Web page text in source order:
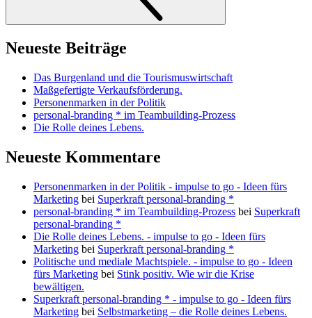
Neueste Beiträge
Das Burgenland und die Tourismuswirtschaft
Maßgefertigte Verkaufsförderung.
Personenmarken in der Politik
personal-branding * im Teambuilding-Prozess
Die Rolle deines Lebens.
Neueste Kommentare
Personenmarken in der Politik - impulse to go - Ideen fürs
Marketing bei Superkraft personal-branding *
personal-branding * im Teambuilding-Prozess bei Superkraft
personal-branding *
Die Rolle deines Lebens. - impulse to go - Ideen fürs
Marketing bei Superkraft personal-branding *
Politische und mediale Machtspiele. - impulse to go - Ideen
fürs Marketing bei Stink positiv. Wie wir die Krise
bewältigen.
Superkraft personal-branding * - impulse to go - Ideen fürs
Marketing bei Selbstmarketing – die Rolle deines Lebens.